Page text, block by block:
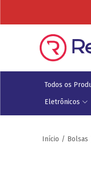
Todos os
Eletrônicos
Início / Bolsas